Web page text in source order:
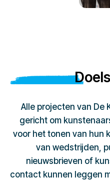
Alle projecten van De
gericht om
voor het tonen van hun
van wedstrijden,
nieuwsbrieven of
contact kunnen leggen